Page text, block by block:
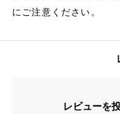
にご注意ください。
レビューを